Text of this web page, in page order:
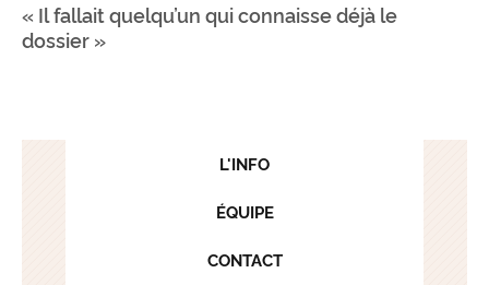
« Il fallait quelqu’un qui connaisse déjà le
dossier »
L'INFO
ÉQUIPE
CONTACT